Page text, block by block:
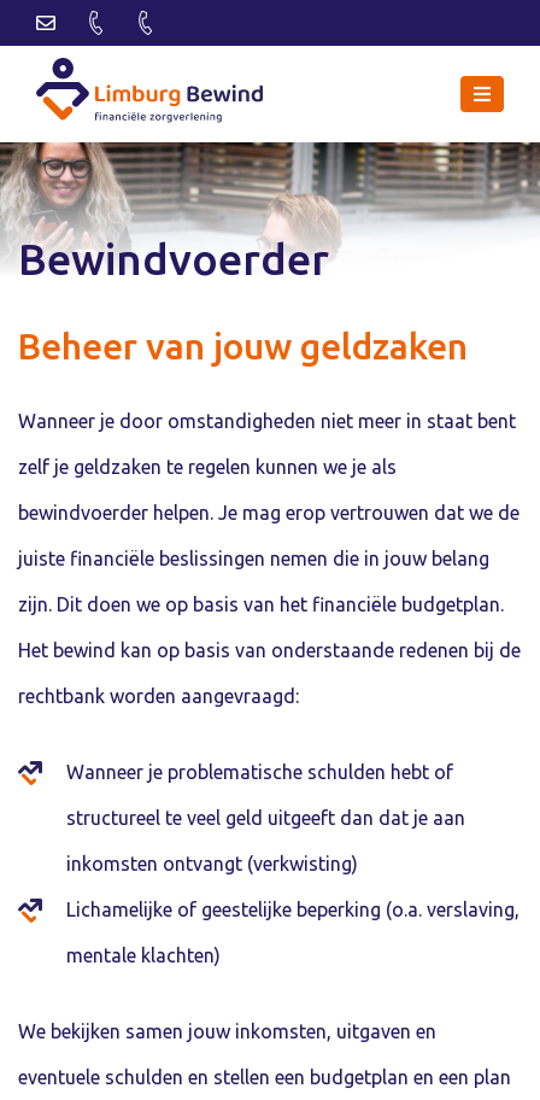
Bewindvoerder
Beheer van jouw geldzaken
Wanneer je door omstandigheden niet meer in staat bent
zelf je geldzaken te regelen kunnen we je als
bewindvoerder helpen. Je mag erop vertrouwen dat we de
juiste financiële beslissingen nemen die in jouw belang
zijn. Dit doen we op basis van het financiële budgetplan.
Het bewind kan op basis van onderstaande redenen bij de
rechtbank worden aangevraagd:
Wanneer je problematische schulden hebt of
structureel te veel geld uitgeeft dan dat je aan
inkomsten ontvangt (verkwisting)
Lichamelijke of geestelijke beperking (o.a. verslaving,
mentale klachten)
We bekijken samen jouw inkomsten, uitgaven en
eventuele schulden en stellen een budgetplan en een plan